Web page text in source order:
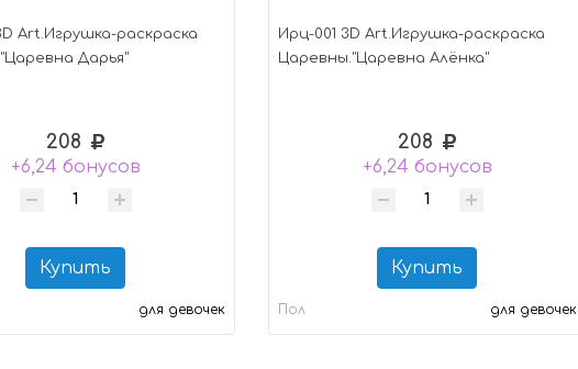
Art.Игрушка-раскраска
Дарья"
208
+6,24 бонусов
Купить
для девочек
Ирц-001 3D Art.Игрушка-раскраска
Царевны."Царевна Алёнка"
208
+6,24 бонусов
Купить
Пол для девочек